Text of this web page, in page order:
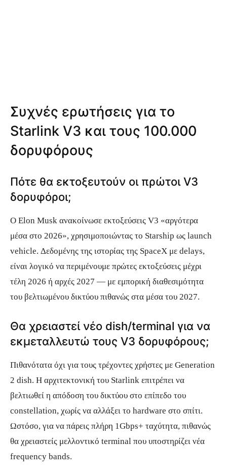
Συχνές ερωτήσεις για το
Starlink V3 και τους 100.000
δορυφόρους
Πότε θα εκτοξευτούν οι πρώτοι V3
δορυφόροι;
Ο Elon Musk ανακοίνωσε εκτοξεύσεις V3 «αργότερα
μέσα στο 2026», χρησιμοποιώντας το Starship ως launch
vehicle. Δεδομένης της ιστορίας της SpaceX με delays,
είναι λογικό να περιμένουμε πρώτες εκτοξεύσεις μέχρι
τέλη 2026 ή αρχές 2027 — με εμπορική διαθεσιμότητα
του βελτιωμένου δικτύου πιθανώς στα μέσα του 2027.
Θα χρειαστεί νέο dish/terminal για να
εκμεταλλευτώ τους V3 δορυφόρους;
Πιθανότατα όχι για τους τρέχοντες χρήστες με Generation
2 dish. Η αρχιτεκτονική του Starlink επιτρέπει να
βελτιωθεί η απόδοση του δικτύου στο επίπεδο του
constellation, χωρίς να αλλάξει το hardware στο σπίτι.
Ωστόσο, για να πάρεις πλήρη 1Gbps+ ταχύτητα, πιθανώς
θα χρειαστείς μελλοντικό terminal που υποστηρίζει νέα
frequency bands.